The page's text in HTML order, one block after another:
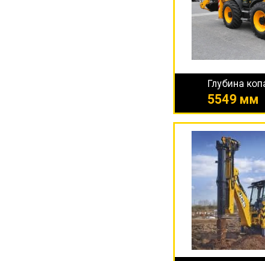
Глубина
5549 мм